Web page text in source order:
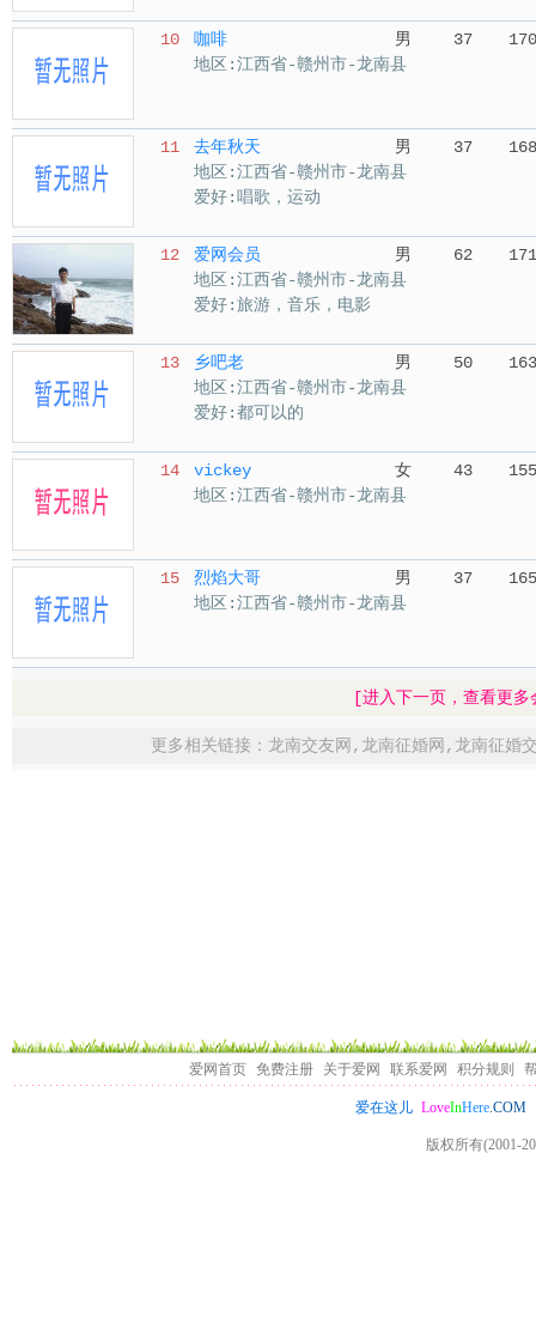
10 咖啡 男 37
170
地区:江西省-赣州市-龙南县
11 去年秋天 男 37
168
地区:江西省-赣州市-龙南县
爱好:唱歌，运动
12 爱网会员 男 62
171
地区:江西省-赣州市-龙南县
爱好:旅游，音乐，电影
13 乡吧老 男 50
163
地区:江西省-赣州市-龙南县
爱好:都可以的
14 vickey 女 43
155
地区:江西省-赣州市-龙南县
15 烈焰大哥 男 37
165
地区:江西省-赣州市-龙南县
[进入下一页，查看更
更多相关链接： 龙南交友网 , 龙南征婚网 , 龙南征婚
爱网首页 免费注册 关于爱网 联系爱网 积分规则
爱在这儿 LoveInHere.COM
版权所有(2001-